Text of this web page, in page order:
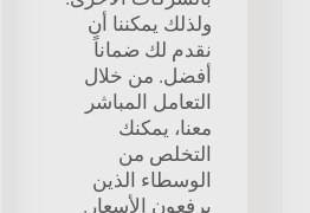
ولذلك يمكننا أن
نقدم لك ضماناً
أفضل. من خلال
التعامل المباشر
معنا، يمكنك
التخلص من
الوسطاء الذين
يرفعون الأسعار.